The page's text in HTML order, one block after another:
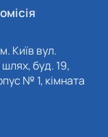
Київ вул.
шлях, буд. 19,
№ 1, кімната